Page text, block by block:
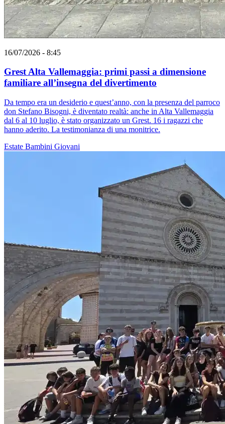
16/07/2026 - 8:45
Grest Alta Vallemaggia: primi passi a dimensione
familiare all’insegna del divertimento
Da tempo era un desiderio e quest’anno, con la presenza del parroco
don Stefano Bisogni, è diventato realtà: anche in Alta Vallemaggia
dal 6 al 10 luglio, è stato organizzato un Grest. 16 i ragazzi che
hanno aderito. La testimonianza di una monitrice.
Estate Bambini Giovani